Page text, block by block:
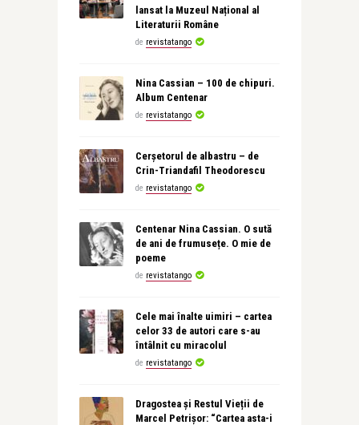
lansat la Muzeul Național al
Literaturii Române
de revistatango
Nina Cassian – 100 de chipuri.
Album Centenar
de revistatango
Cerșetorul de albastru – de
Crin-Triandafil Theodorescu
de revistatango
Centenar Nina Cassian. O sută
de ani de frumusețe. O mie de
poeme
de revistatango
Cele mai înalte uimiri – cartea
celor 33 de autori care s-au
întâlnit cu miracolul
de revistatango
Dragostea și Restul Vieții de
Marcel Petrișor: “Cartea asta-i